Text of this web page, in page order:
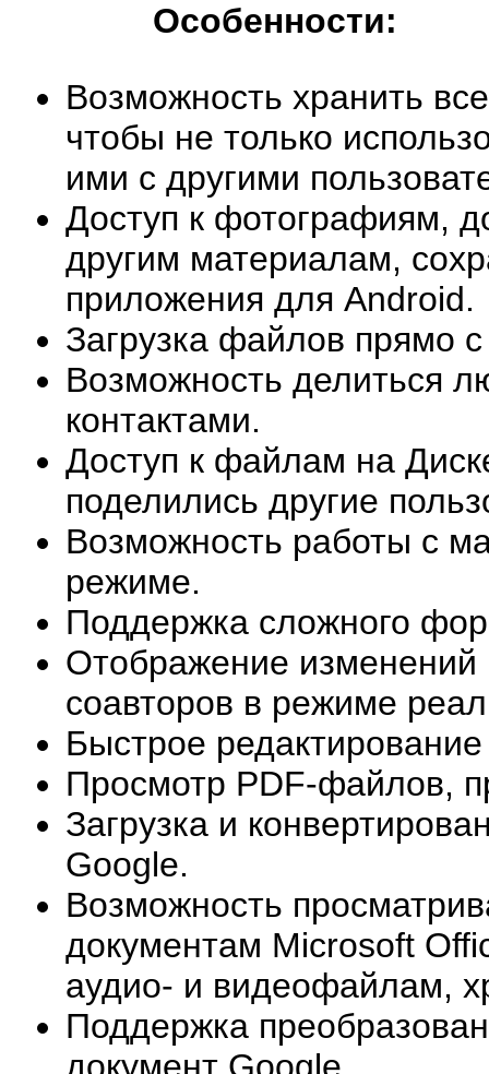
Особенности:
Возможность хранить
чтобы не только
ими с другими
Доступ к фотографиям,
другим материалам,
приложения для Android.
Загрузка файлов прямо
Возможность делиться
контактами.
Доступ к файлам на
поделились другие
Возможность работы с
режиме.
Поддержка сложного
Отображение изменений
соавторов в режиме
Быстрое
Просмотр PDF-файлов,
Загрузка и
Google.
Возможность
документам Microsoft
аудио- и видеофайлам,
Поддержка
документ Google.